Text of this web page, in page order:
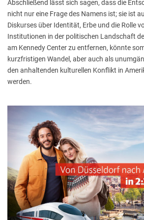
Abschließend lässt sich sagen, dass die
nicht nur eine Frage des Namens ist; sie ist
Diskurses über Identität, Erbe und die Rolle
Institutionen in der politischen Landschaft
am Kennedy Center zu entfernen, könnte
kurzfristigen Wandel, aber auch als
den anhaltenden kulturellen Konflikt in
werden.